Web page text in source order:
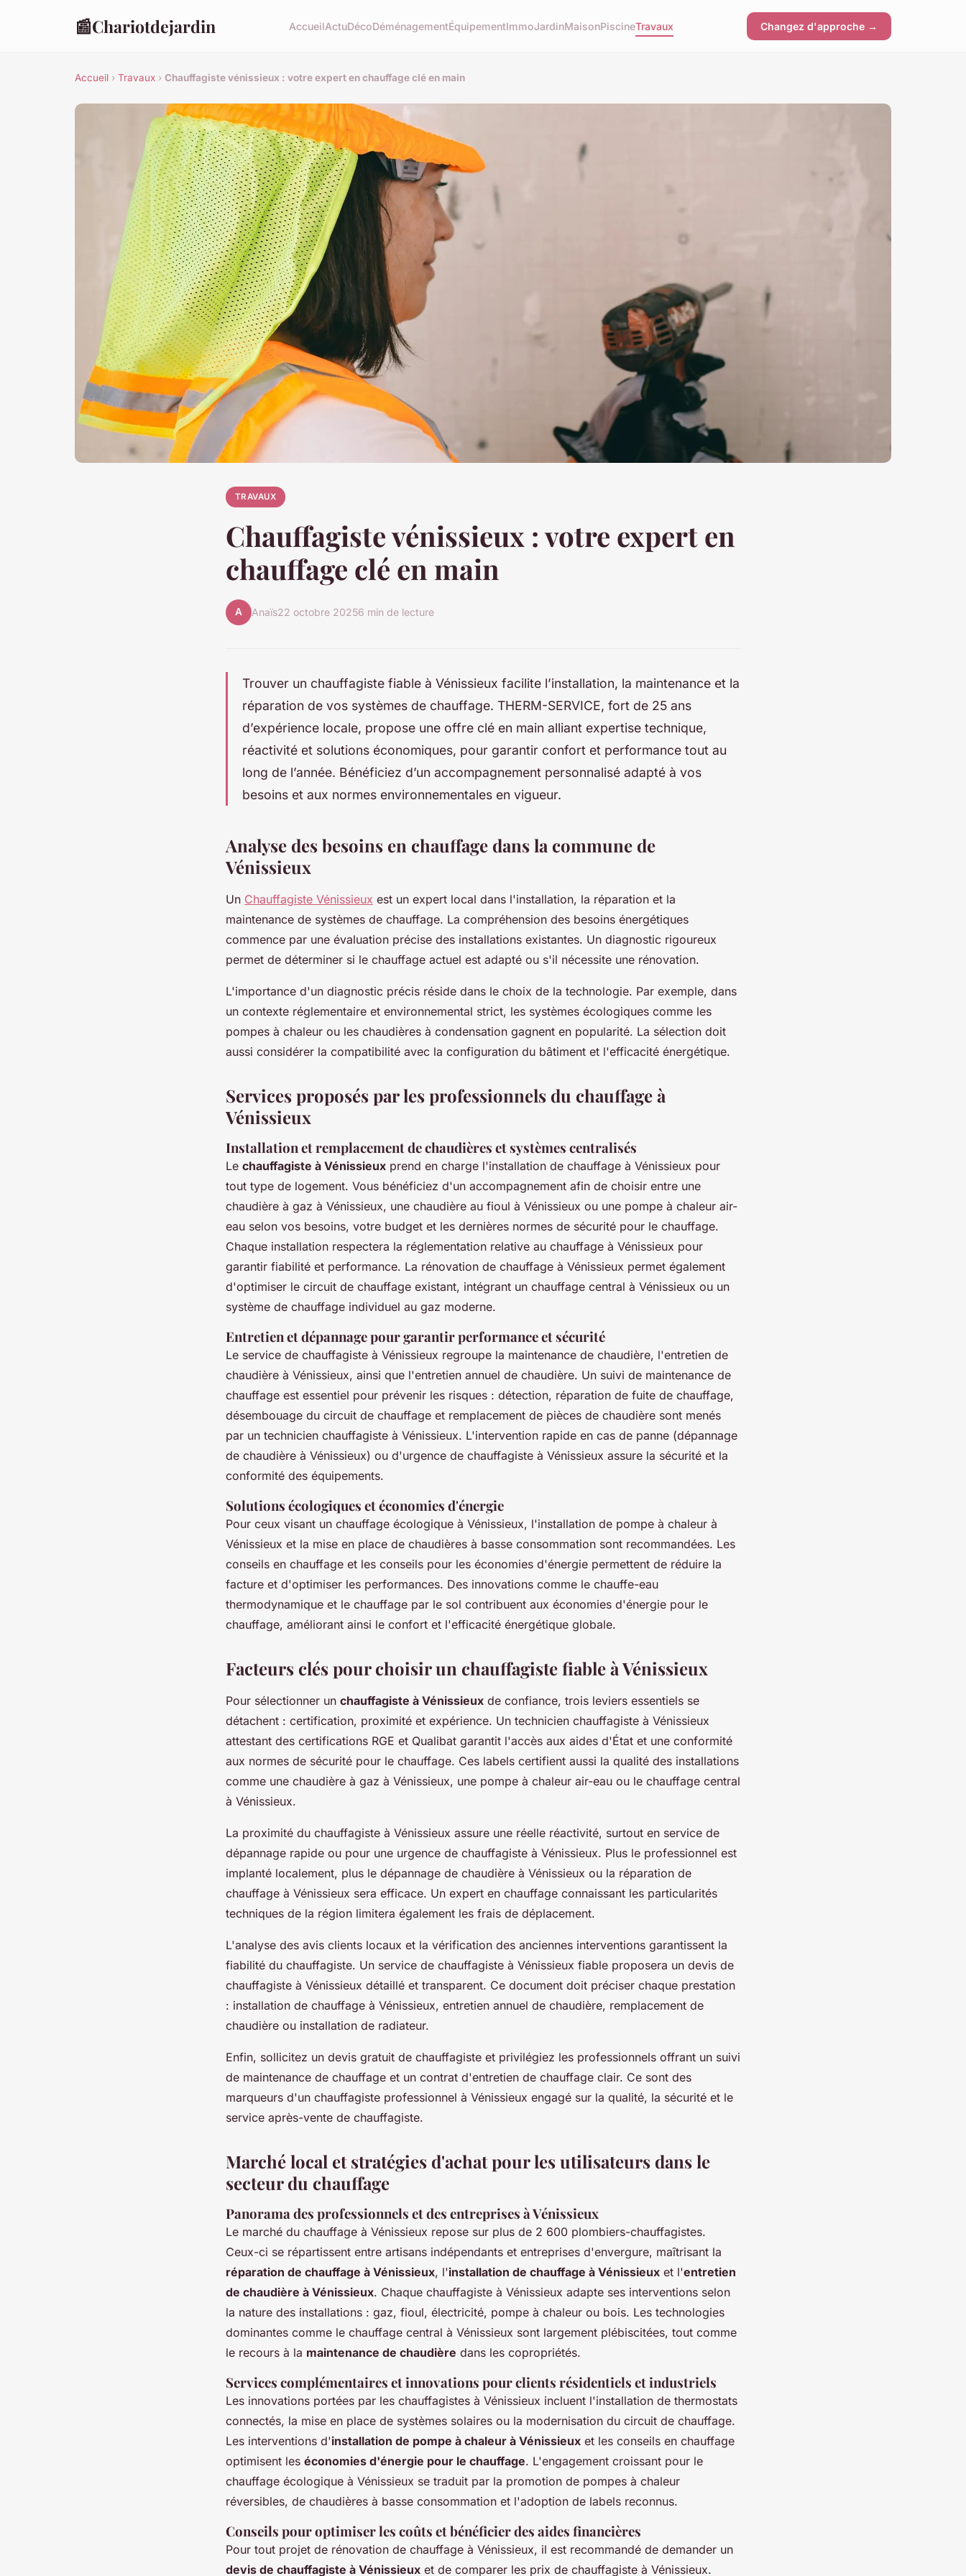
📰Chariotdejardin AccueilActuDécoDéménagementÉquipementImmoJardinMaisonPiscineTravaux Changez d'approche →
Accueil › Travaux › Chauffagiste vénissieux : votre expert en chauffage clé en main
TRAVAUX
Chauffagiste vénissieux : votre expert en
chauffage clé en main
A Anaïs22 octobre 20256 min de lecture
Trouver un chauffagiste fiable à Vénissieux facilite l’installation, la maintenance et la
réparation de vos systèmes de chauffage. THERM-SERVICE, fort de 25 ans
d’expérience locale, propose une offre clé en main alliant expertise technique,
réactivité et solutions économiques, pour garantir confort et performance tout au
long de l’année. Bénéficiez d’un accompagnement personnalisé adapté à vos
besoins et aux normes environnementales en vigueur.
Analyse des besoins en chauffage dans la commune de
Vénissieux
Un Chauffagiste Vénissieux est un expert local dans l'installation, la réparation et la
maintenance de systèmes de chauffage. La compréhension des besoins énergétiques
commence par une évaluation précise des installations existantes. Un diagnostic rigoureux
permet de déterminer si le chauffage actuel est adapté ou s'il nécessite une rénovation.
L'importance d'un diagnostic précis réside dans le choix de la technologie. Par exemple, dans
un contexte réglementaire et environnemental strict, les systèmes écologiques comme les
pompes à chaleur ou les chaudières à condensation gagnent en popularité. La sélection doit
aussi considérer la compatibilité avec la configuration du bâtiment et l'efficacité énergétique.
Services proposés par les professionnels du chauffage à
Vénissieux
Installation et remplacement de chaudières et systèmes centralisés
Le chauffagiste à Vénissieux prend en charge l'installation de chauffage à Vénissieux pour
tout type de logement. Vous bénéficiez d'un accompagnement afin de choisir entre une
chaudière à gaz à Vénissieux, une chaudière au fioul à Vénissieux ou une pompe à chaleur air-
eau selon vos besoins, votre budget et les dernières normes de sécurité pour le chauffage.
Chaque installation respectera la réglementation relative au chauffage à Vénissieux pour
garantir fiabilité et performance. La rénovation de chauffage à Vénissieux permet également
d'optimiser le circuit de chauffage existant, intégrant un chauffage central à Vénissieux ou un
système de chauffage individuel au gaz moderne.
Entretien et dépannage pour garantir performance et sécurité
Le service de chauffagiste à Vénissieux regroupe la maintenance de chaudière, l'entretien de
chaudière à Vénissieux, ainsi que l'entretien annuel de chaudière. Un suivi de maintenance de
chauffage est essentiel pour prévenir les risques : détection, réparation de fuite de chauffage,
désembouage du circuit de chauffage et remplacement de pièces de chaudière sont menés
par un technicien chauffagiste à Vénissieux. L'intervention rapide en cas de panne (dépannage
de chaudière à Vénissieux) ou d'urgence de chauffagiste à Vénissieux assure la sécurité et la
conformité des équipements.
Solutions écologiques et économies d'énergie
Pour ceux visant un chauffage écologique à Vénissieux, l'installation de pompe à chaleur à
Vénissieux et la mise en place de chaudières à basse consommation sont recommandées. Les
conseils en chauffage et les conseils pour les économies d'énergie permettent de réduire la
facture et d'optimiser les performances. Des innovations comme le chauffe-eau
thermodynamique et le chauffage par le sol contribuent aux économies d'énergie pour le
chauffage, améliorant ainsi le confort et l'efficacité énergétique globale.
Facteurs clés pour choisir un chauffagiste fiable à Vénissieux
Pour sélectionner un chauffagiste à Vénissieux de confiance, trois leviers essentiels se
détachent : certification, proximité et expérience. Un technicien chauffagiste à Vénissieux
attestant des certifications RGE et Qualibat garantit l'accès aux aides d'État et une conformité
aux normes de sécurité pour le chauffage. Ces labels certifient aussi la qualité des installations
comme une chaudière à gaz à Vénissieux, une pompe à chaleur air-eau ou le chauffage central
à Vénissieux.
La proximité du chauffagiste à Vénissieux assure une réelle réactivité, surtout en service de
dépannage rapide ou pour une urgence de chauffagiste à Vénissieux. Plus le professionnel est
implanté localement, plus le dépannage de chaudière à Vénissieux ou la réparation de
chauffage à Vénissieux sera efficace. Un expert en chauffage connaissant les particularités
techniques de la région limitera également les frais de déplacement.
L'analyse des avis clients locaux et la vérification des anciennes interventions garantissent la
fiabilité du chauffagiste. Un service de chauffagiste à Vénissieux fiable proposera un devis de
chauffagiste à Vénissieux détaillé et transparent. Ce document doit préciser chaque prestation
: installation de chauffage à Vénissieux, entretien annuel de chaudière, remplacement de
chaudière ou installation de radiateur.
Enfin, sollicitez un devis gratuit de chauffagiste et privilégiez les professionnels offrant un suivi
de maintenance de chauffage et un contrat d'entretien de chauffage clair. Ce sont des
marqueurs d'un chauffagiste professionnel à Vénissieux engagé sur la qualité, la sécurité et le
service après-vente de chauffagiste.
Marché local et stratégies d'achat pour les utilisateurs dans le
secteur du chauffage
Panorama des professionnels et des entreprises à Vénissieux
Le marché du chauffage à Vénissieux repose sur plus de 2 600 plombiers-chauffagistes.
Ceux-ci se répartissent entre artisans indépendants et entreprises d'envergure, maîtrisant la
réparation de chauffage à Vénissieux, l'installation de chauffage à Vénissieux et l'entretien
de chaudière à Vénissieux. Chaque chauffagiste à Vénissieux adapte ses interventions selon
la nature des installations : gaz, fioul, électricité, pompe à chaleur ou bois. Les technologies
dominantes comme le chauffage central à Vénissieux sont largement plébiscitées, tout comme
le recours à la maintenance de chaudière dans les copropriétés.
Services complémentaires et innovations pour clients résidentiels et industriels
Les innovations portées par les chauffagistes à Vénissieux incluent l'installation de thermostats
connectés, la mise en place de systèmes solaires ou la modernisation du circuit de chauffage.
Les interventions d'installation de pompe à chaleur à Vénissieux et les conseils en chauffage
optimisent les économies d'énergie pour le chauffage. L'engagement croissant pour le
chauffage écologique à Vénissieux se traduit par la promotion de pompes à chaleur
réversibles, de chaudières à basse consommation et l'adoption de labels reconnus.
Conseils pour optimiser les coûts et bénéficier des aides financières
Pour tout projet de rénovation de chauffage à Vénissieux, il est recommandé de demander un
devis de chauffagiste à Vénissieux et de comparer les prix de chauffagiste à Vénissieux.